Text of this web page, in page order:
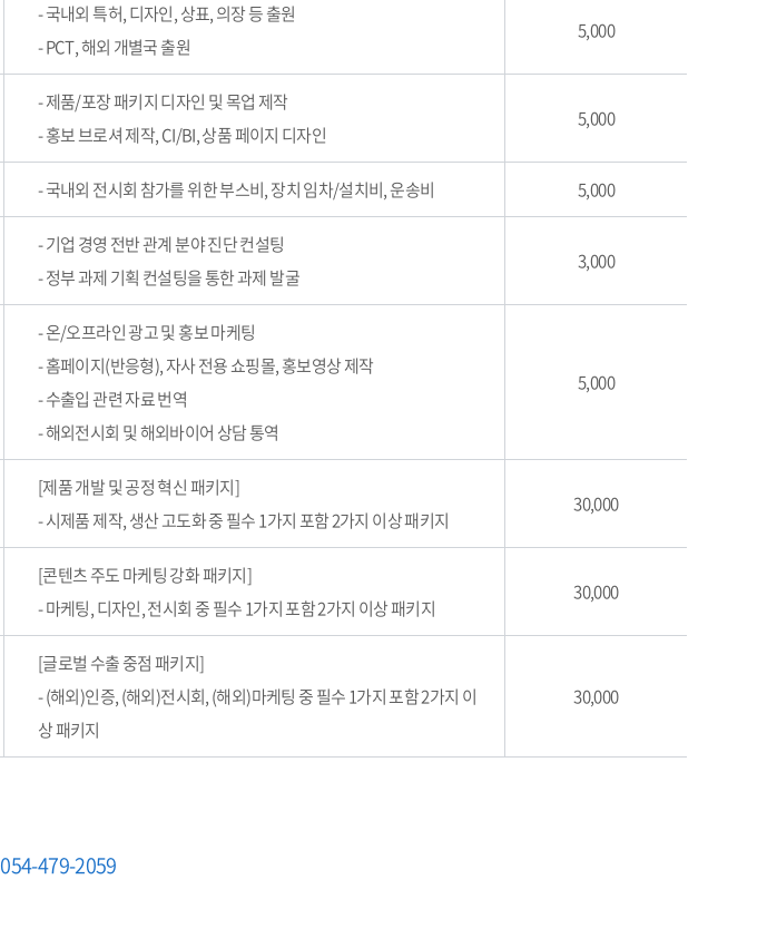
- 국내외 특허, 디자인, 상표, 의장 등 출원
- PCT, 해외 개별국 출원
5,000
- 제품/포장 패키지 디자인 및 목업 제작
- 홍보 브로셔 제작, CI/BI, 상품 페이지 디자인
5,000
- 국내외 전시회 참가를 위한 부스비, 장치 임차/설치비, 운송비 5,000
- 기업 경영 전반 관계 분야 진단 컨설팅
- 정부 과제 기획 컨설팅을 통한 과제 발굴
3,000
- 온/오프라인 광고 및 홍보 마케팅
- 홈페이지(반응형), 자사 전용 쇼핑몰, 홍보영상 제작
- 수출입 관련 자료 번역
- 해외전시회 및 해외바이어 상담 통역
5,000
[제품 개발 및 공정 혁신 패키지]
- 시제품 제작, 생산 고도화 중 필수 1가지 포함 2가지 이상 패키지
30,000
[콘텐츠 주도 마케팅 강화 패키지]
- 마케팅, 디자인, 전시회 중 필수 1가지 포함 2가지 이상 패키지
30,000
[글로벌 수출 중점 패키지]
- (해외)인증, (해외)전시회, (해외)마케팅 중 필수 1가지 포함 2가지 이
상 패키지
30,000
054-479-2059